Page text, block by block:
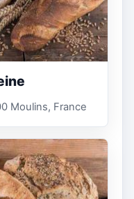
Moulins, France